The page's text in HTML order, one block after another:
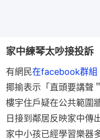
家中練琴太吵接投
有網民在facebook群組
揶揄表示「直頭要講聲
樓宇住戶疑在公共範圍
日接到鄰居反映家中傳
家中小孩已經學習樂器